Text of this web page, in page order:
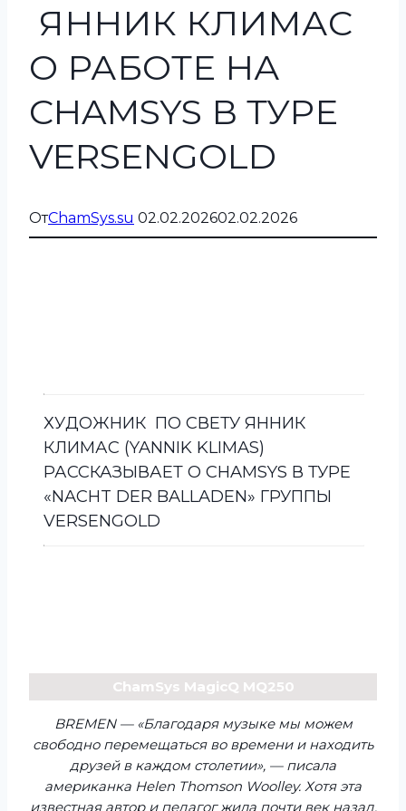
ЯННИК КЛИМАС
О РАБОТЕ НА
CHAMSYS В ТУРЕ
VERSENGOLD
ОтChamSys.su 02.02.202602.02.2026
ХУДОЖНИК ПО СВЕТУ ЯННИК
КЛИМАС (YANNIK KLIMAS)
РАССКАЗЫВАЕТ О CHAMSYS В ТУРЕ
«NACHT DER BALLADEN» ГРУППЫ
VERSENGOLD
ChamSys MagicQ MQ250
BREMEN — «Благодаря музыке мы можем
свободно перемещаться во времени и находить
друзей в каждом столетии», — писала
американка Helen Thomson Woolley. Хотя эта
известная автор и педагог жила почти век назад,